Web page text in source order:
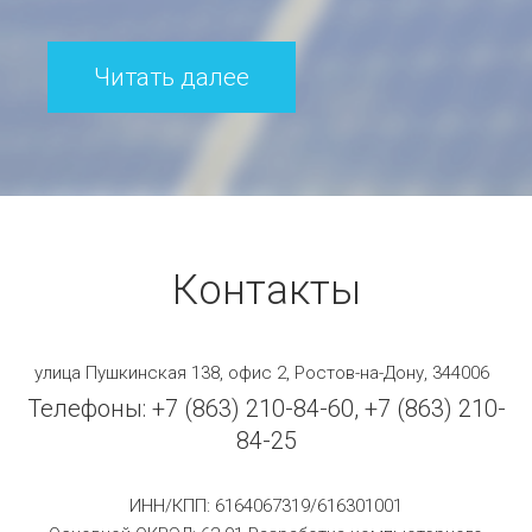
Читать далее
Контакты
улица Пушкинская 138, офис 2, Ростов-на-Дону, 344006
Телефоны: +7 (863) 210-84-60, +7 (863) 210-
84-25
ИНН/КПП: 6164067319/616301001